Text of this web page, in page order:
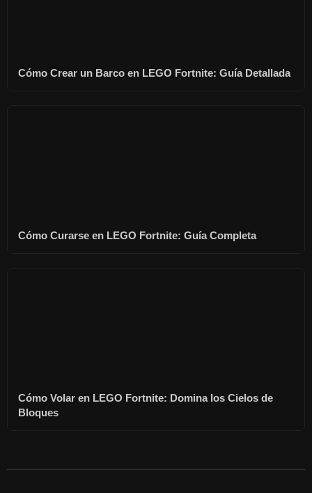
Cómo Crear un Barco en LEGO Fortnite: Guía Detallada
Cómo Curarse en LEGO Fortnite: Guía Completa
Cómo Volar en LEGO Fortnite: Domina los Cielos de
Bloques